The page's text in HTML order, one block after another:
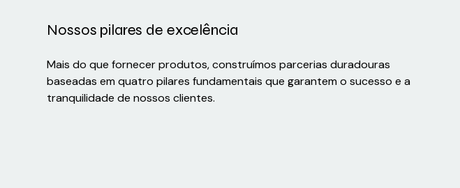
Nossos pilares de excelência
Mais do que fornecer produtos, construímos parcerias duradouras
baseadas em quatro pilares fundamentais que garantem o sucesso e a
tranquilidade de nossos clientes.